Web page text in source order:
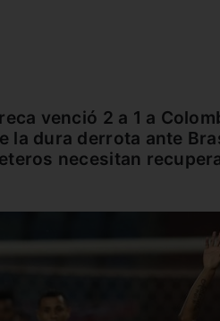
venció 2 a 1 a
la dura derrota ante
necesitan